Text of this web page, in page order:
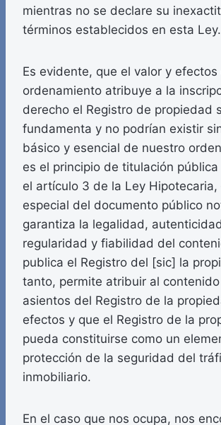
mientras no se declare su
términos establecidos en esta Ley.
Es evidente, que el valor y
ordenamiento atribuye a la
derecho el Registro de propiedad
fundamenta y no podrían existir
básico y esencial de nuestro
es el principio de titulación pública
el artículo 3 de la Ley Hipotecaria,
especial del documento público
garantiza la legalidad,
regularidad y fiabilidad del
publica el Registro del [sic] la
tanto, permite atribuir al
asientos del Registro de la
efectos y que el Registro de la
pueda constituirse como un
protección de la seguridad del
inmobiliario.
En el caso que nos ocupa, nos